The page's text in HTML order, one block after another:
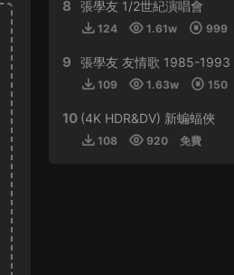
虛空恐懼 • 2024-01-11
來源： 林子祥&趙增熹 2013 絕對
Tsang Hei 2013 Blu-ray 1080i
MA 5.1
8 張學友 1/2世紀演唱會
124 1.61w 999
9 張學友 友情歌 1985-1993
109 1.63w 150
10 (4K HDR&DV) 新蝙蝠俠
108 920 免費